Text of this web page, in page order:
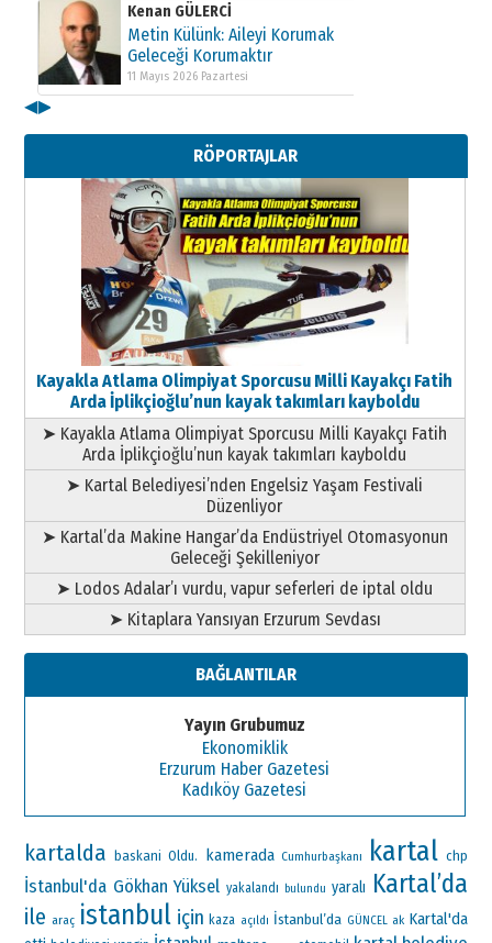
Kenan GÜLERCİ
Metin Külünk: Aileyi Korumak
Geleceği Korumaktır
11 Mayıs 2026 Pazartesi
Metin Külünk: Aileyi Korumak
Geleceği Korumaktır
11 Mayıs 2026 Pazartesi
◀▶
RÖPORTAJLAR
Kayakla Atlama Olimpiyat Sporcusu Milli Kayakçı Fatih
Arda İplikçioğlu’nun kayak takımları kayboldu
➤ Kayakla Atlama Olimpiyat Sporcusu Milli Kayakçı Fatih
Arda İplikçioğlu’nun kayak takımları kayboldu
➤ Kartal Belediyesi’nden Engelsiz Yaşam Festivali
Düzenliyor
➤ Kartal’da Makine Hangar’da Endüstriyel Otomasyonun
Geleceği Şekilleniyor
➤ Lodos Adalar’ı vurdu, vapur seferleri de iptal oldu
➤ Kitaplara Yansıyan Erzurum Sevdası
BAĞLANTILAR
Yayın Grubumuz
Ekonomiklik
Erzurum Haber Gazetesi
Kadıköy Gazetesi
kartalda baskani Oldu. kamerada Cumhurbaşkanı kartal chp
İstanbul'da Gökhan Yüksel yakalandı bulundu yaralı Kartal’da
ile araç istanbul için kaza açıldı İstanbul’da GÜNCEL ak Kartal'da